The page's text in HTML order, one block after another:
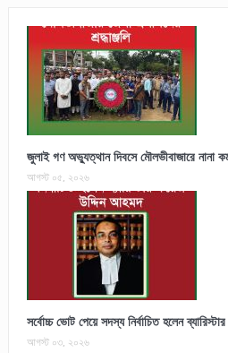
জুলাই গণ অভ্যুত্থান দিবসে মৌলভীবাজারে নানা
আগস্ট ০৫, ২০২৬
সর্বোচ্চ ভোট পেয়ে সদস্য নির্বাচিত হলেন
আগস্ট ০৩, ২০২৬